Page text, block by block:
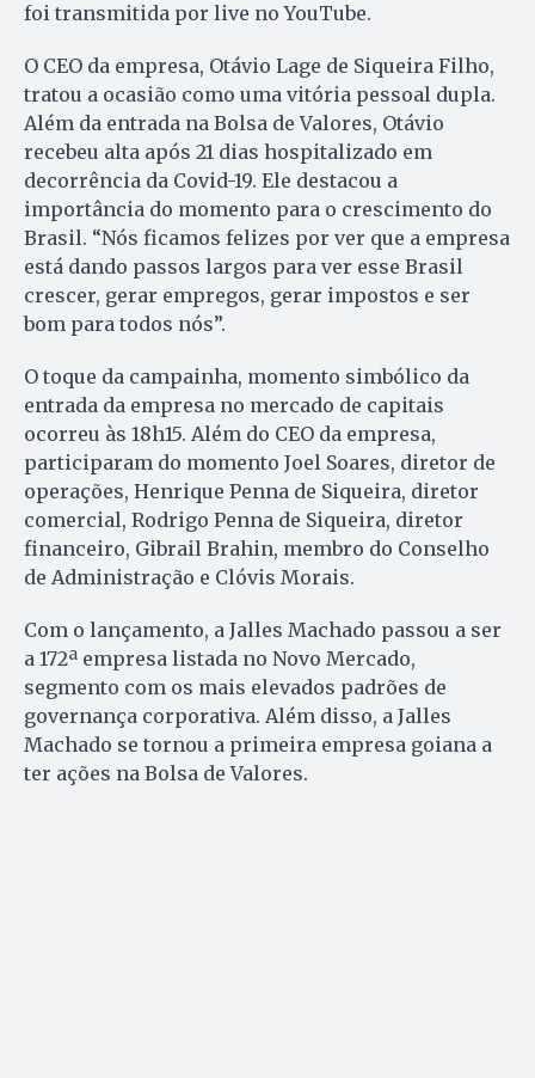
foi transmitida por live no YouTube.
O CEO da empresa, Otávio Lage de Siqueira Filho,
tratou a ocasião como uma vitória pessoal dupla.
Além da entrada na Bolsa de Valores, Otávio
recebeu alta após 21 dias hospitalizado em
decorrência da Covid-19. Ele destacou a
importância do momento para o crescimento do
Brasil. “Nós ficamos felizes por ver que a empresa
está dando passos largos para ver esse Brasil
crescer, gerar empregos, gerar impostos e ser
bom para todos nós”.
O toque da campainha, momento simbólico da
entrada da empresa no mercado de capitais
ocorreu às 18h15. Além do CEO da empresa,
participaram do momento Joel Soares, diretor de
operações, Henrique Penna de Siqueira, diretor
comercial, Rodrigo Penna de Siqueira, diretor
financeiro, Gibrail Brahin, membro do Conselho
de Administração e Clóvis Morais.
Com o lançamento, a Jalles Machado passou a ser
a 172ª empresa listada no Novo Mercado,
segmento com os mais elevados padrões de
governança corporativa. Além disso, a Jalles
Machado se tornou a primeira empresa goiana a
ter ações na Bolsa de Valores.